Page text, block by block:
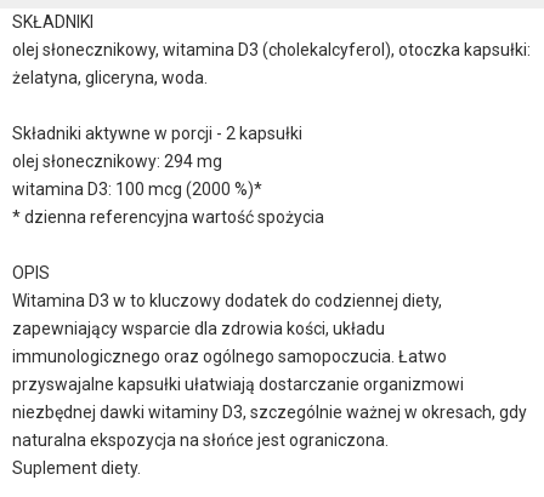
SKŁADNIKI
olej słonecznikowy, witamina D3 (cholekalcyferol), otoczka kapsułki:
żelatyna, gliceryna, woda.
Składniki aktywne w porcji - 2 kapsułki
olej słonecznikowy: 294 mg
witamina D3: 100 mcg (2000 %)*
* dzienna referencyjna wartość spożycia
OPIS
Witamina D3 w to kluczowy dodatek do codziennej diety,
zapewniający wsparcie dla zdrowia kości, układu
immunologicznego oraz ogólnego samopoczucia. Łatwo
przyswajalne kapsułki ułatwiają dostarczanie organizmowi
niezbędnej dawki witaminy D3, szczególnie ważnej w okresach, gdy
naturalna ekspozycja na słońce jest ograniczona.
Suplement diety.